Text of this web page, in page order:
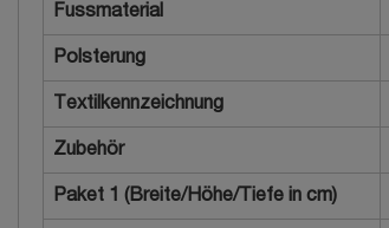
Fussmaterial
Polsterung
Textilkennzeichnung
Zubehör
Paket 1 (Breite/Höhe/Tiefe in cm)